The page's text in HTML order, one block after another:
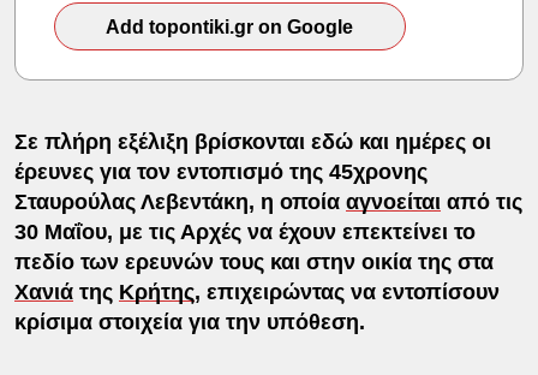
Add topontiki.gr on Google
Σε πλήρη εξέλιξη βρίσκονται εδώ και ημέρες οι
έρευνες για τον εντοπισμό της 45χρονης
Σταυρούλας Λεβεντάκη, η οποία αγνοείται από τις
30 Μαΐου, με τις Αρχές να έχουν επεκτείνει το
πεδίο των ερευνών τους και στην οικία της στα
Χανιάτης Κρήτης, επιχειρώντας να εντοπίσουν
κρίσιμα στοιχεία για την υπόθεση.